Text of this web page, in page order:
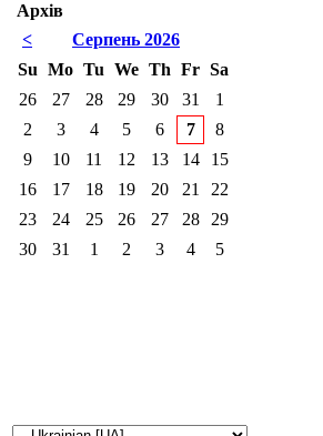
Архів
<
Серпень 2026
Su Mo Tu We Th Fr Sa
26
27 28 29 30 31
1
2
3 4 5 6 7
8
9
10 11 12 13 14
15
16
17 18 19 20 21
22
23
24 25 26 27 28
29
30
31 1 2 3 4 5